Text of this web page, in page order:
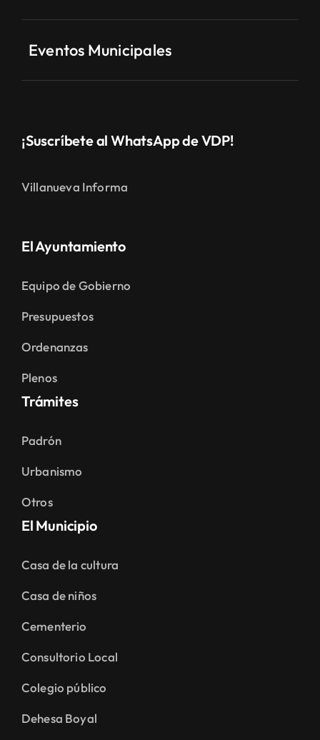
Eventos Municipales
¡Suscríbete al WhatsApp de VDP!
Villanueva Informa
El Ayuntamiento
Equipo de Gobierno
Presupuestos
Ordenanzas
Plenos
Trámites
Padrón
Urbanismo
Otros
El Municipio
Casa de la cultura
Casa de niños
Cementerio
Consultorio Local
Colegio público
Dehesa Boyal